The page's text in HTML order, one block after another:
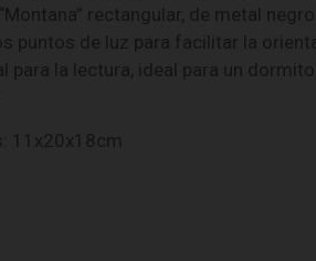
rectangular, de metal
puntos de luz para facilitar la
para la lectura, ideal para un
11x20x18cm